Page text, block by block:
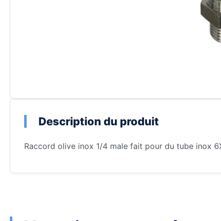
Description du produit
Raccord olive inox 1/4 male fait pour du tube inox